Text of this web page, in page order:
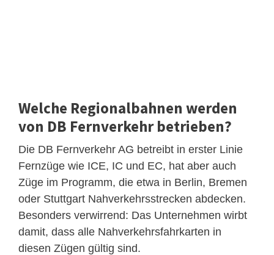
Welche Regionalbahnen werden
von DB Fernverkehr betrieben?
Die DB Fernverkehr AG betreibt in erster Linie
Fernzüge wie ICE, IC und EC, hat aber auch
Züge im Programm, die etwa in Berlin, Bremen
oder Stuttgart Nahverkehrsstrecken abdecken.
Besonders verwirrend: Das Unternehmen wirbt
damit, dass alle Nahverkehrsfahrkarten in
diesen Zügen gültig sind.